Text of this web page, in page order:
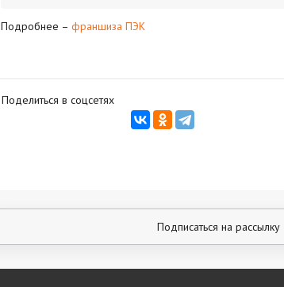
Подробнее – франшиза ПЭК
Поделиться в соцсетях
Подписаться на рассылку